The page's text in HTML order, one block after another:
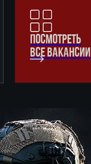
ПОСМОТРЕТЬ
ВСЕ ВАКАНСИИ